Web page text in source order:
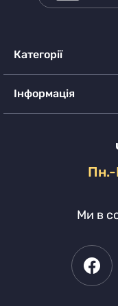
Категорії
Інформація
Пн.-
Ми в